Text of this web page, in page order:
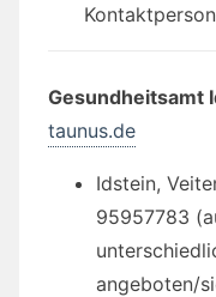
Gesundheitsamt
taunus.de
Idstein,
95957783
angeboten/